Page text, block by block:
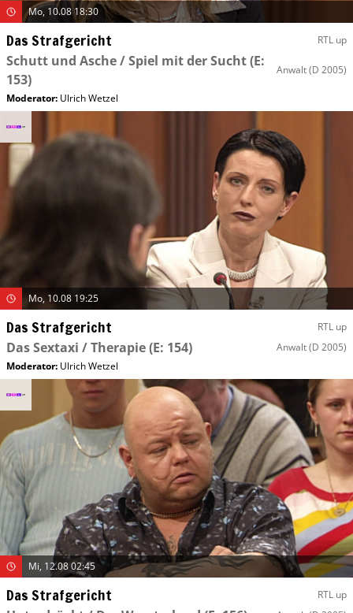
Mo, 10.08 18:30
Das Strafgericht RTL up
Schutt und Asche / Spiel mit der Sucht(E:
153)
Anwalt(D 2005)
Moderator: Ulrich Wetzel
Mo, 10.08 19:25
Das Strafgericht RTL up
Das Sextaxi / Therapie(E: 154) Anwalt(D 2005)
Moderator: Ulrich Wetzel
Mi, 12.08 02:45
Das Strafgericht RTL up